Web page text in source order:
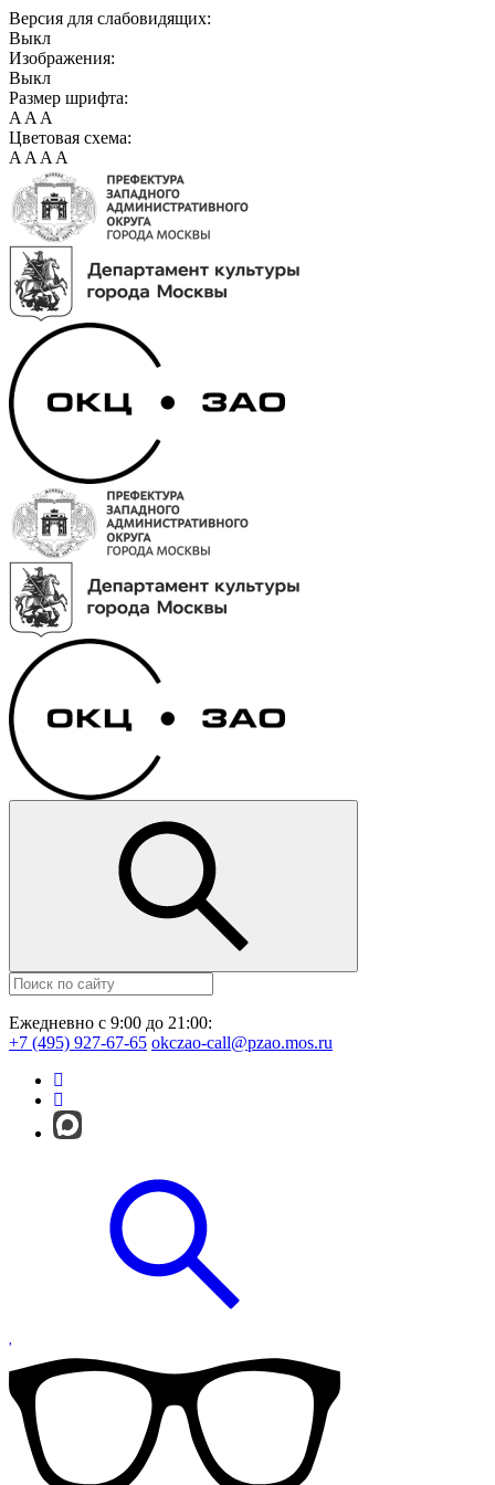
Версия для слабовидящих:
Выкл
Изображения:
Выкл
Размер шрифта:
A A A
Цветовая схема:
A A A A
Ежедневно с 9:00 до 21:00:
+7 (495) 927-67-65 okczao-call@pzao.mos.ru